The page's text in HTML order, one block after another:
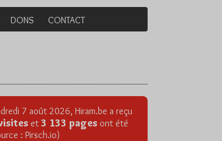
DONS CONTACT
7 août 2026, Hiram.be a reçu
et 3 133 pages ont été
: Pirsch.io)